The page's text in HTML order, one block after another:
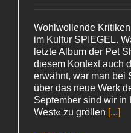
Wohlwollende
im Kultur SPIEGEL.
letzte Album der Pet
diesem Kontext auch
erwähnt, war man bei
über das neue Werk
September sind wir in
West« zu gröllen [...]